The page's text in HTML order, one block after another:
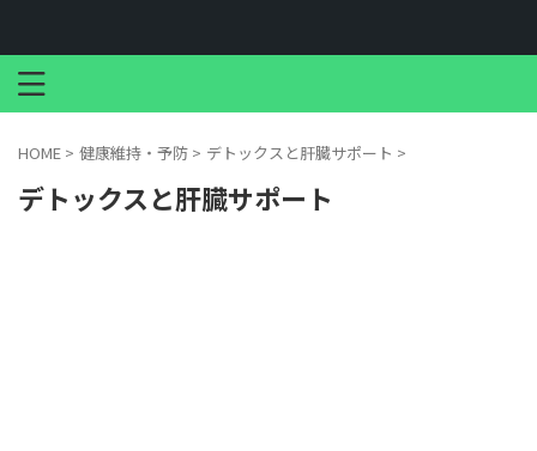
HOME > 健康維持・予防 > デトックスと肝臓サポート >
デトックスと肝臓サポート